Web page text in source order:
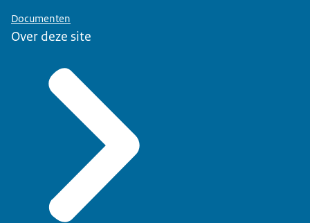
Documenten
Over deze site